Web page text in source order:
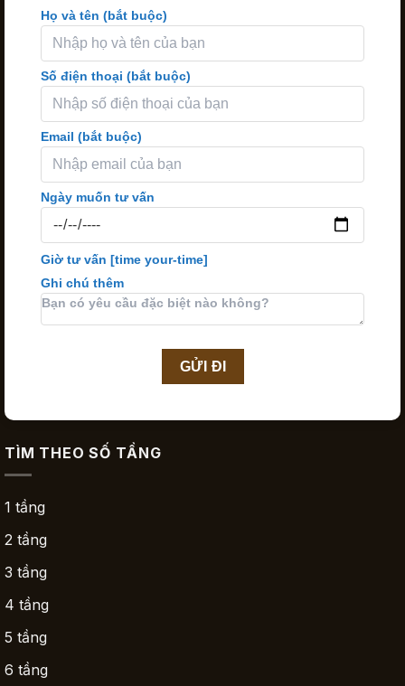
Họ và tên (bắt buộc)
Số điện thoại (bắt buộc)
Email (bắt buộc)
Ngày muốn tư vấn
Giờ tư vấn [time your-time]
Ghi chú thêm
TÌM THEO SỐ TẦNG
1 tầng
2 tầng
3 tầng
4 tầng
5 tầng
6 tầng